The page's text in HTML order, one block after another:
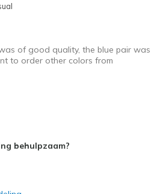
of good quality, the blue pair was
to order other colors from
behulpzaam?